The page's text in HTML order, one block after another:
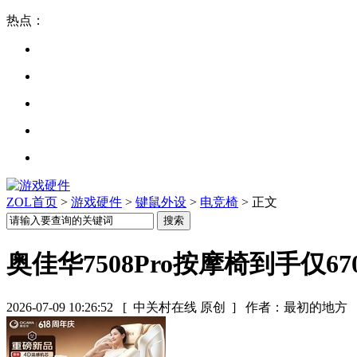
热点：
ZOL首页 > 游戏硬件 > 键鼠外设 > 电竞椅 > 正文
奥佳华7508Pro按摩椅到手仅
2026-07-09 10:26:52 [ 中关村在线 原创 ] 作者：最初的地方